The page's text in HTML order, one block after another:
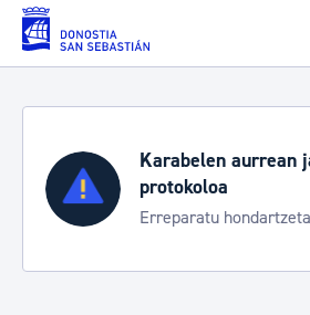
Eduki nagusira joan
Karabelen aurrean
protokoloa
Erreparatu